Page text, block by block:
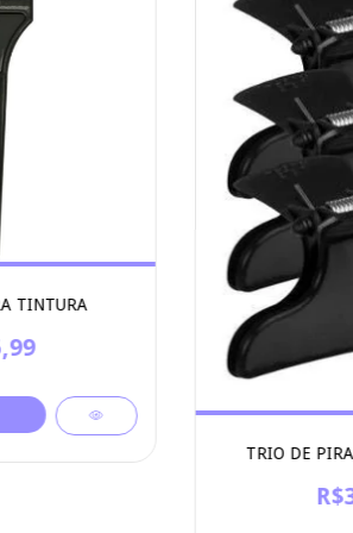
TINTURA
TRIO DE